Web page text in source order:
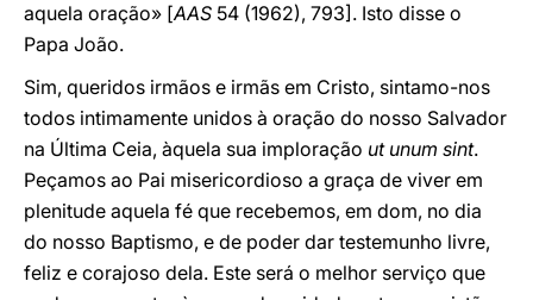
aquela oração» [AAS 54 (1962), 793]. Isto disse o
Papa João.
Sim, queridos irmãos e irmãs em Cristo, sintamo-nos
todos intimamente unidos à oração do nosso Salvador
na Última Ceia, àquela sua imploração ut unum sint.
Peçamos ao Pai misericordioso a graça de viver em
plenitude aquela fé que recebemos, em dom, no dia
do nosso Baptismo, e de poder dar testemunho livre,
feliz e corajoso dela. Este será o melhor serviço que